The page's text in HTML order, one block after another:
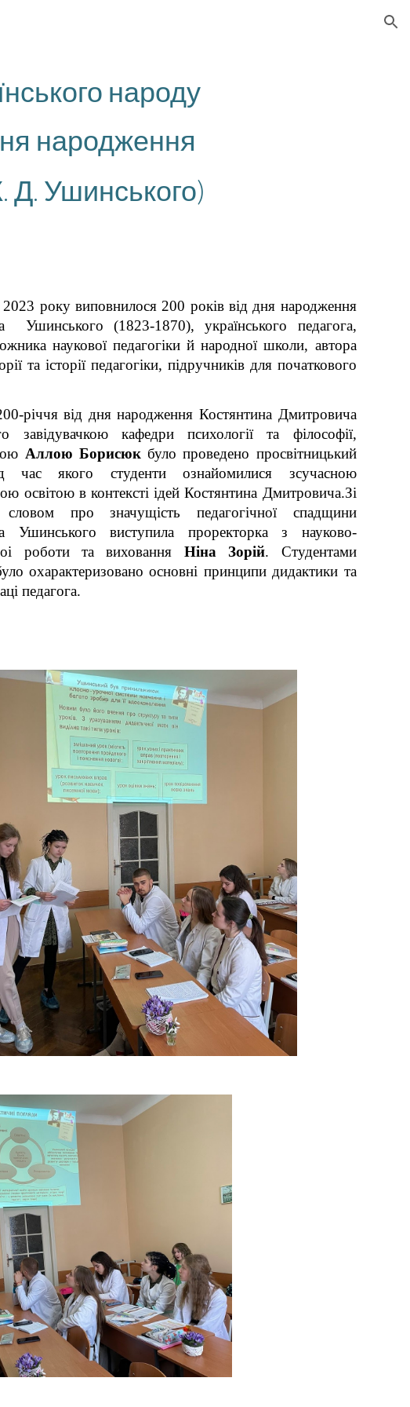
народу
народження
Д. Ушинського)
року виповнилося 200 років від дня народження
Ушинського (1823-1870), українського педагога,
наукової педагогіки й народної школи, автора
та історії педагогіки, підручників для початкового
річчя від дня народження Костянтина Дмитровича
завідувачкою кафедри психології та філософії,
Аллою Борисюкбуло проведено просвітницький
час якого студенти ознайомилися зсучасною
освітою в контексті ідей Костянтина Дмитровича.Зі
словом про значущість педагогічної спадщини
Ушинського виступила проректорка з науково-
роботи та виховання Ніна Зорій. Студентами
охарактеризовано основні принципи дидактики та
педагога.